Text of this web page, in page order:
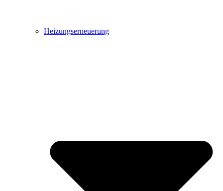
Heizungserneuerung